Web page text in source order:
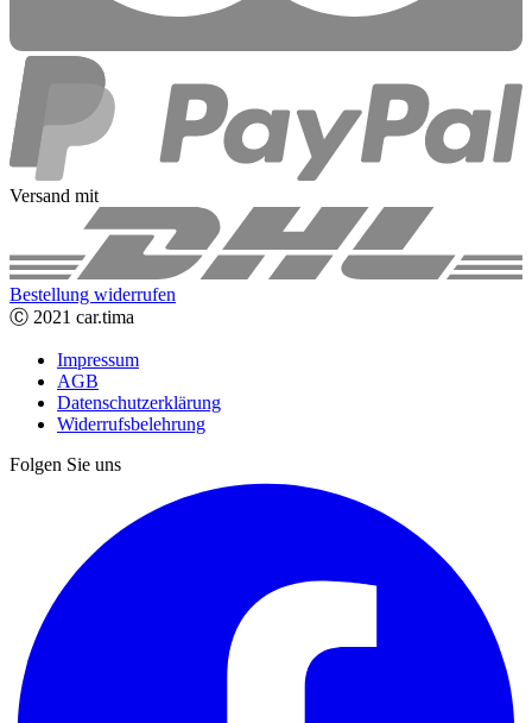
Versand mit
Bestellung widerrufen
Ⓒ 2021 car.tima
Impressum
AGB
Datenschutzerklärung
Widerrufsbelehrung
Folgen Sie uns